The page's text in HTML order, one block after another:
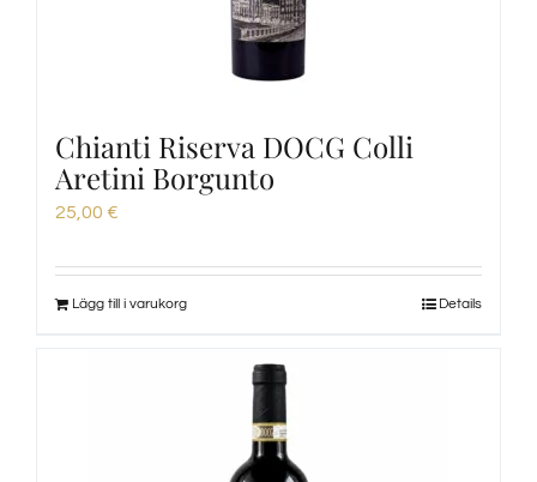
Chianti Riserva DOCG Colli
Aretini Borgunto
25,00 €
Lägg till i varukorg Details